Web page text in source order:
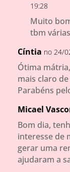
19:28
Muito
tbm
Cíntia no 24/
Ótima
mais claro
Parabéns
Micael
Bom dia,
interesse de
gerar uma
ajudaram a